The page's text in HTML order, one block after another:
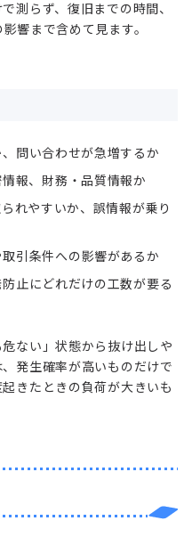
測らず、復旧までの時間、
響まで含めて見ます。
問い合わせが急増するか
情報、財務・品質情報か
られやすいか、誤情報が乗り
取引条件への影響があるか
止にどれだけの工数が要る
ない」状態から抜け出しや
発生確率が高いものだけで
きたときの負荷が大きいも